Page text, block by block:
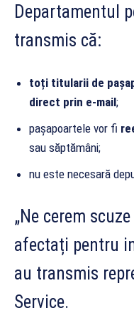
Departamentul
transmis că:
toți titularii de
direct prin e-mail;
pașapoartele vor fi
sau săptămâni;
nu este necesară
„Ne cerem
afectați pentru
au transmis
Service.